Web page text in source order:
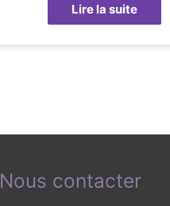
Lire la suite
Nous contacter